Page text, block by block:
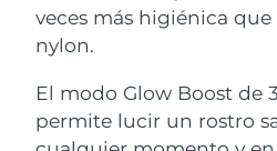
veces más higiénica
nylon.
El modo Glow Boost de
permite lucir un rostro
Near-infrared
device
Smart hybrid
Antiedad
Canadá
Chile